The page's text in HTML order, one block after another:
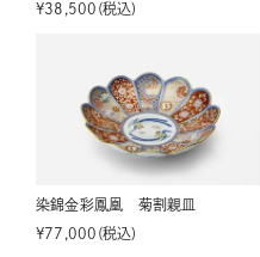
¥38,500 税込
染錦金彩鳳凰 菊割親皿
¥77,000 税込